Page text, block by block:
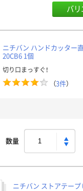
バ
ニチバン ハンドカッター
20CB6 1個
切り口まっすぐ！
（3件）
数量
ニチバン ストアテープ